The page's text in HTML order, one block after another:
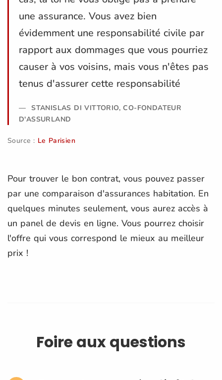
une assurance. Vous avez bien
évidemment une responsabilité civile par
rapport aux dommages que vous pourriez
causer à vos voisins, mais vous n'êtes pas
tenus d'assurer cette responsabilité
STANISLAS DI VITTORIO, CO-FONDATEUR
D'ASSURLAND
Source : Le Parisien
Pour trouver le bon contrat, vous pouvez passer
par une comparaison d'assurances habitation. En
quelques minutes seulement, vous aurez accès à
un panel de devis en ligne. Vous pourrez choisir
l'offre qui vous correspond le mieux au meilleur
prix !
Foire aux questions